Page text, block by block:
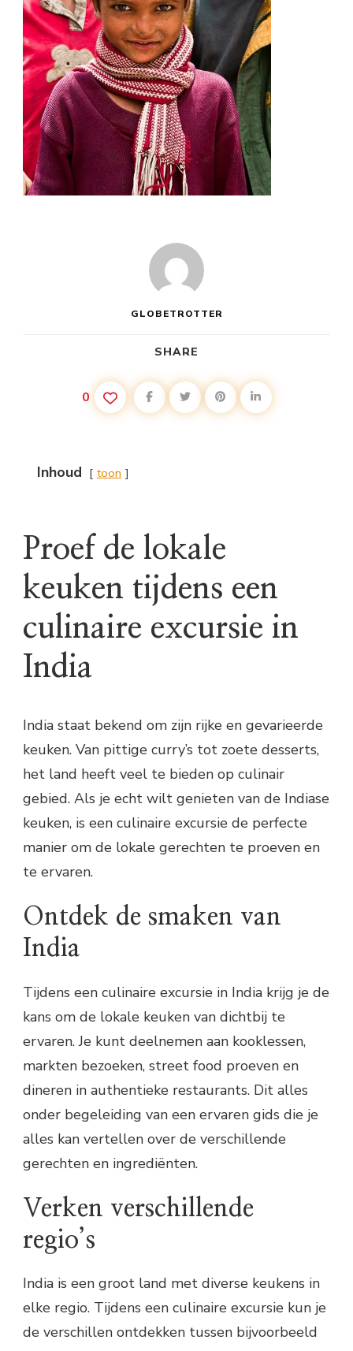
GLOBETROTTER
SHARE
0
Inhoud toon
Proef de lokale
keuken tijdens een
culinaire excursie in
India
India staat bekend om zijn rijke en gevarieerde
keuken. Van pittige curry’s tot zoete desserts,
het land heeft veel te bieden op culinair
gebied. Als je echt wilt genieten van de Indiase
keuken, is een culinaire excursie de perfecte
manier om de lokale gerechten te proeven en
te ervaren.
Ontdek de smaken van
India
Tijdens een culinaire excursie in India krijg je de
kans om de lokale keuken van dichtbij te
ervaren. Je kunt deelnemen aan kooklessen,
markten bezoeken, street food proeven en
dineren in authentieke restaurants. Dit alles
onder begeleiding van een ervaren gids die je
alles kan vertellen over de verschillende
gerechten en ingrediënten.
Verken verschillende
regio’s
India is een groot land met diverse keukens in
elke regio. Tijdens een culinaire excursie kun je
de verschillen ontdekken tussen bijvoorbeeld